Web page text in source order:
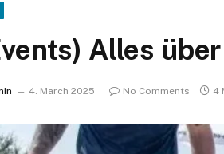
Alles
4. March 2025 No Comments 4